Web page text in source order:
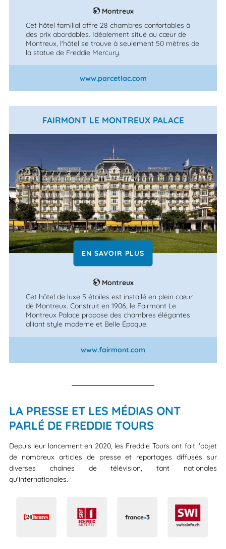
Montreux
Cet hôtel familial offre 28 chambres confortables à
des prix abordables. Idéalement situé au cœur de
Montreux, l'hôtel se trouve à seulement 50 mètres de
la statue de Freddie Mercury.
www.parcetlac.com
FAIRMONT LE MONTREUX PALACE
EN SAVOIR PLUS
Montreux
Cet hôtel de luxe 5 étoiles est installé en plein cœur
de Montreux. Construit en 1906, le Fairmont Le
Montreux Palace propose des chambres élégantes
alliant style moderne et Belle Époque.
www.fairmont.com
LA PRESSE ET LES MÉDIAS ONT
PARLÉ DE FREDDIE TOURS
Depuis leur lancement en 2020, les Freddie Tours ont fait l'objet
de nombreux articles de presse et reportages diffusés sur
diverses chaînes de télévision, tant nationales
qu'internationales.